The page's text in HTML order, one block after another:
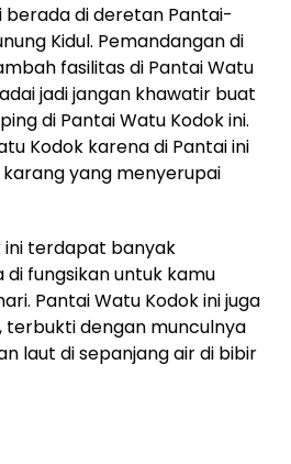
berada di deretan Pantai-
Kidul. Pemandangan di
fasilitas di Pantai Watu
jadi jangan khawatir buat
di Pantai Watu Kodok ini.
Kodok karena di Pantai ini
yang menyerupai
ini terdapat banyak
fungsikan untuk kamu
Pantai Watu Kodok ini juga
terbukti dengan munculnya
laut di sepanjang air di bibir